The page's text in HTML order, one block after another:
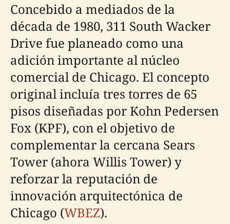
Concebido a mediados de la
década de 1980, 311 South Wacker
Drive fue planeado como una
adición importante al núcleo
comercial de Chicago. El concepto
original incluía tres torres de 65
pisos diseñadas por Kohn Pedersen
Fox (KPF), con el objetivo de
complementar la cercana Sears
Tower (ahora Willis Tower) y
reforzar la reputación de
innovación arquitectónica de
Chicago (WBEZ).